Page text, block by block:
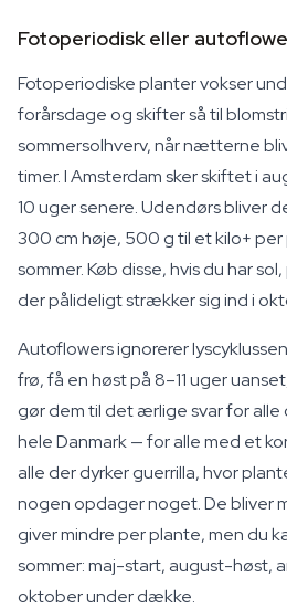
Fotoperiodisk eller
Fotoperiodiske planter vokser
forårsdage og skifter så til
sommersolhverv, når nætterne
timer. I Amsterdam sker skiftet i
10 uger senere. Udendørs bliver
300 cm høje, 500 g til et kilo+
sommer. Køb disse, hvis du har
der pålideligt strækker sig ind i
Autoflowers ignorerer
frø, få en høst på 8–11 uger
gør dem til det ærlige svar for alle
hele Danmark — for alle med et
alle der dyrker guerrilla, hvor
nogen opdager noget. De bliver
giver mindre per plante, men du
sommer: maj-start, august-høst,
oktober under dække.